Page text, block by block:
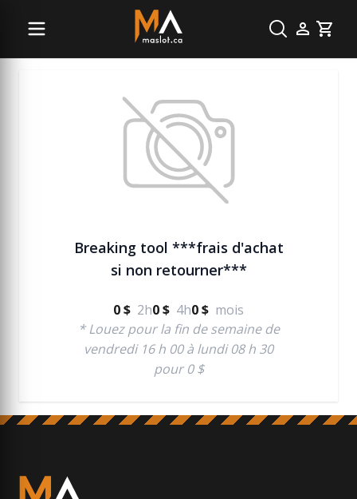
Cart
Béton
Breaking tool ***frais d'achat
si non retourner***
0 $ 2h0 $ 4h0 $ mois
* Louez pour la fin de semaine de
vendredi 16 h 00 à lundi 08 h 30
pour 0 $